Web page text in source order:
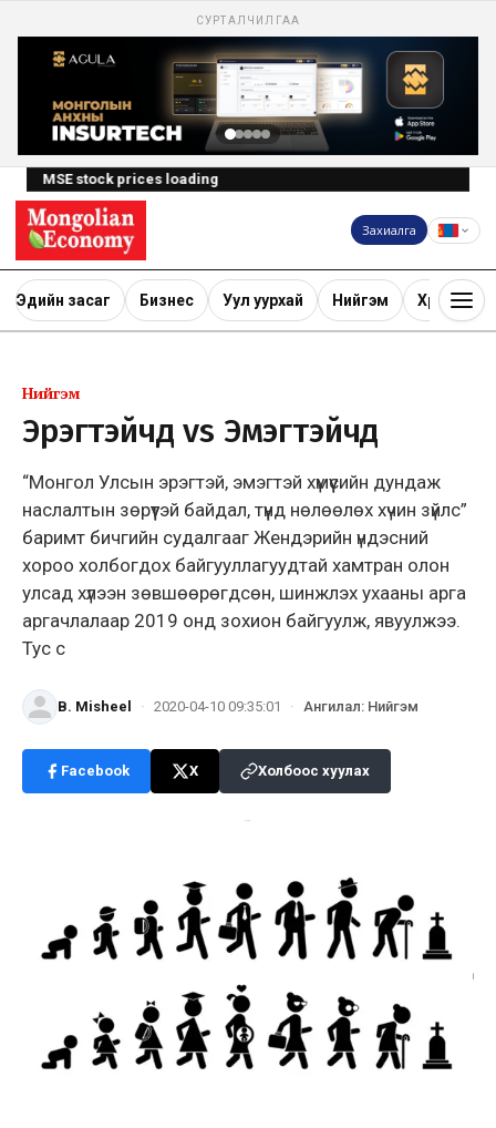
СУРТАЛЧИЛГАА
MSE stock prices loading
Захиалга
Эдийн засаг Бизнес Уул уурхай Нийгэм Хөрөнгө
Нийгэм
Эрэгтэйчүүд vs Эмэгтэйчүүд
“Монгол Улсын эрэгтэй, эмэгтэй хүмүүсийн дундаж
наслалтын зөрүүтэй байдал, түүнд нөлөөлөх хүчин зүйлс”
баримт бичгийн судалгааг Жендэрийн үндэсний
хороо холбогдох байгууллагуудтай хамтран олон
улсад хүлээн зөвшөөрөгдсөн, шинжлэх ухааны арга
аргачлалаар 2019 онд зохион байгуулж, явуулжээ.
Тус с
B. Misheel · 2020-04-10 09:35:01 · Ангилал: Нийгэм
Facebook X Холбоос хуулах